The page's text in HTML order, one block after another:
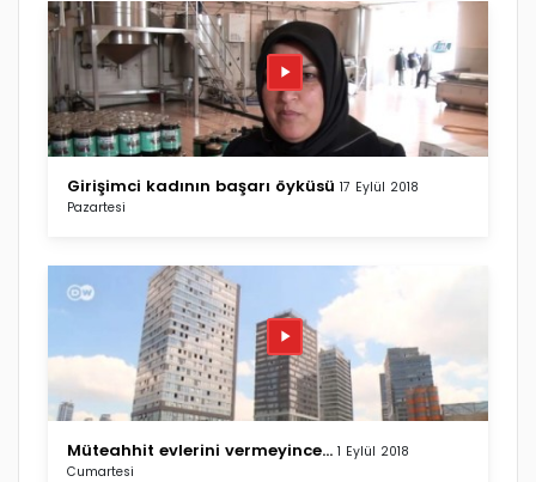
Girişimci kadının başarı öyküsü 17 Eylül 2018
Pazartesi
Müteahhit evlerini vermeyince... 1 Eylül 2018
Cumartesi